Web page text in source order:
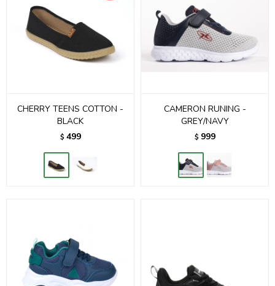
CHERRY TEENS COTTON -
BLACK
$ 499
CAMERON RUNING -
GREY/NAVY
$ 999